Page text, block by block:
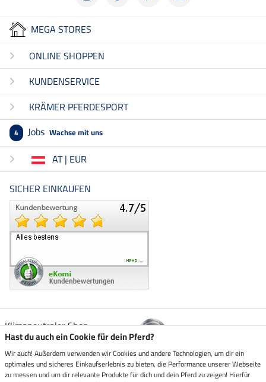
MEGA STORES
ONLINE SHOPPEN
KUNDENSERVICE
KRÄMER PFERDESPORT
4 Jobs Wachse mit uns
AT | EUR
SICHER EINKAUFEN
Klimaneutraler Shop
Zustellung durch
Hast du auch ein Cookie für dein Pferd?
Wir auch! Außerdem verwenden wir Cookies und andere Technologien, um dir ein
optimales und sicheres Einkaufserlebnis zu bieten, die Performance unserer Webseite
zu messen und um dir relevante Produkte für dich und dein Pferd zu zeigen! Hierfür